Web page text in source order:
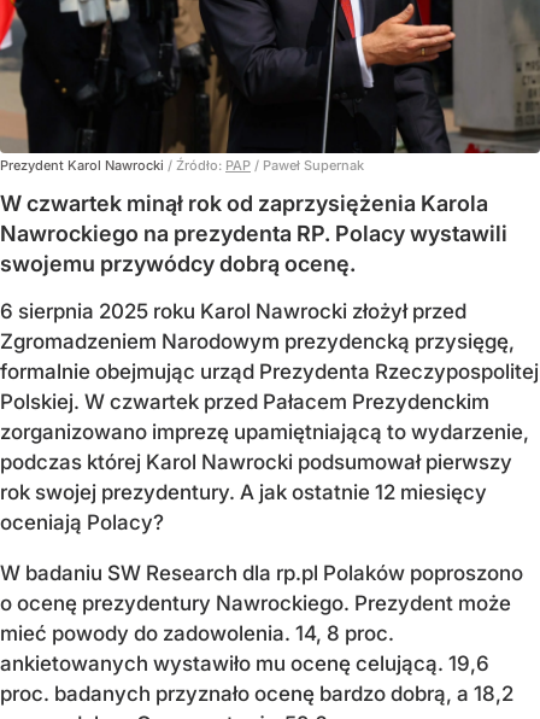
Prezydent Karol Nawrocki / Źródło: PAP / Paweł Supernak
W czwartek minął rok od zaprzysiężenia Karola
Nawrockiego na prezydenta RP. Polacy wystawili
swojemu przywódcy dobrą ocenę.
6 sierpnia 2025 roku Karol Nawrocki złożył przed
Zgromadzeniem Narodowym prezydencką przysięgę,
formalnie obejmując urząd Prezydenta Rzeczypospolitej
Polskiej. W czwartek przed Pałacem Prezydenckim
zorganizowano imprezę upamiętniającą to wydarzenie,
podczas której Karol Nawrocki podsumował pierwszy
rok swojej prezydentury. A jak ostatnie 12 miesięcy
oceniają Polacy?
W badaniu SW Research dla rp.pl Polaków poproszono
o ocenę prezydentury Nawrockiego. Prezydent może
mieć powody do zadowolenia. 14, 8 proc.
ankietowanych wystawiło mu ocenę celującą. 19,6
proc. badanych przyznało ocenę bardzo dobrą, a 18,2